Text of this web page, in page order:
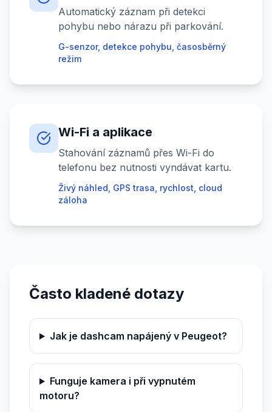
Automatický záznam při detekci
pohybu nebo nárazu při parkování.
G-senzor, detekce pohybu, časosběrný
režim
Wi-Fi a aplikace
Stahování záznamů přes Wi-Fi do
telefonu bez nutnosti vyndávat kartu.
Živý náhled, GPS trasa, rychlost, cloud
záloha
Často kladené dotazy
Jak je dashcam napájený v Peugeot?
Funguje kamera i při vypnutém
motoru?